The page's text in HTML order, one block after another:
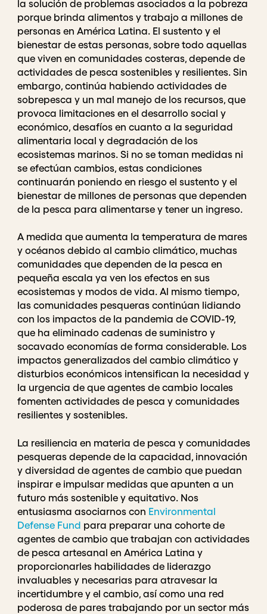
la solución de problemas asociados a la pobreza
porque brinda alimentos y trabajo a millones de
personas en América Latina. El sustento y el
bienestar de estas personas, sobre todo aquellas
que viven en comunidades costeras, depende de
actividades de pesca sostenibles y resilientes. Sin
embargo, continúa habiendo actividades de
sobrepesca y un mal manejo de los recursos, que
provoca limitaciones en el desarrollo social y
económico, desafíos en cuanto a la seguridad
alimentaria local y degradación de los
ecosistemas marinos. Si no se toman medidas ni
se efectúan cambios, estas condiciones
continuarán poniendo en riesgo el sustento y el
bienestar de millones de personas que dependen
de la pesca para alimentarse y tener un ingreso.
A medida que aumenta la temperatura de mares
y océanos debido al cambio climático, muchas
comunidades que dependen de la pesca en
pequeña escala ya ven los efectos en sus
ecosistemas y modos de vida. Al mismo tiempo,
las comunidades pesqueras continúan lidiando
con los impactos de la pandemia de COVID-19,
que ha eliminado cadenas de suministro y
socavado economías de forma considerable. Los
impactos generalizados del cambio climático y
disturbios económicos intensifican la necesidad y
la urgencia de que agentes de cambio locales
fomenten actividades de pesca y comunidades
resilientes y sostenibles.
La resiliencia en materia de pesca y comunidades
pesqueras depende de la capacidad, innovación
y diversidad de agentes de cambio que puedan
inspirar e impulsar medidas que apunten a un
futuro más sostenible y equitativo. Nos
entusiasma asociarnos con Environmental
Defense Fund para preparar una cohorte de
agentes de cambio que trabajan con actividades
de pesca artesanal en América Latina y
proporcionarles habilidades de liderazgo
invaluables y necesarias para atravesar la
incertidumbre y el cambio, así como una red
poderosa de pares trabajando por un sector más